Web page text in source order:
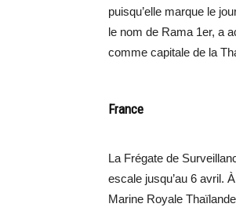
puisqu’elle marque le
le nom de Rama 1er, a
comme capitale de la
France
La Frégate de
escale jusqu’au 6 avril.
Marine Royale